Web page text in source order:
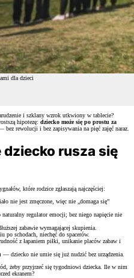
dla dzieci
i szklany wzrok utkwiony w tablecie?
hipotezę: dziecko może się po prostu za
rewolucji i bez zapisywania na pięć zajęć naraz.
rusza się
które rodzice zgłaszają najczęściej:
nie jest zmęczone, więc nie „domaga się”
regulator emocji; bez niego napięcie nie
zabawie wymagającej skupienia.
schodach, niechęć do spacerów.
z łapaniem piłki, unikanie placów zabaw i
— dziecko nie umie się już nudzić bez urządzenia.
żeby przyjrzeć się tygodniowi dziecka. Ile w nim
ekranem?